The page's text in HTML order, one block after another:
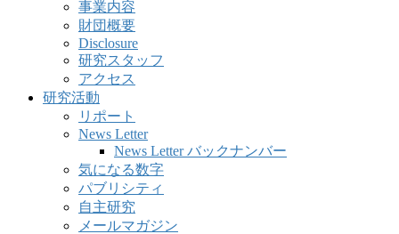
事業内容
財団概要
Disclosure
研究スタッフ
アクセス
研究活動
リポート
News Letter
News Letter バックナンバー
気になる数字
パブリシティ
自主研究
メールマガジン